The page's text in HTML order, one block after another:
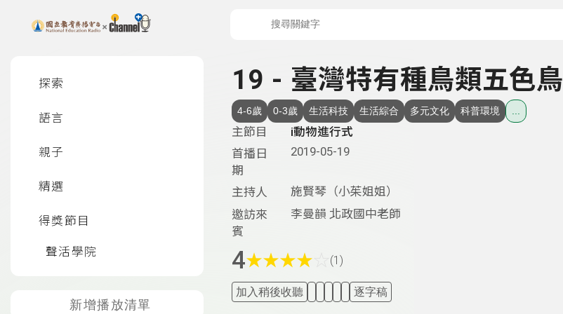
上方功能區塊
探索
語言
親子
精選
得獎節目
聲活學院
新增播放清單
19 - 臺灣特有種鳥類五色鳥
4-6歲 0-3歲 生活科技 生活綜合 多元文化 科普環境
主節目
i動物進行式
首播日
期
2019-05-19
主持人
施賢琴（小茱姐姐）
邀訪來
賓
李曼韻 北政國中老師
4★★★★ (1)
加入稍後收聽 逐字稿